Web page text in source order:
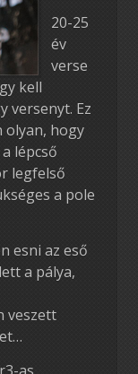
20-25
év
verse
kell
versenyt. Ez
olyan, hogy
lépcső
legfelső
a pole
esni az eső
a pálya,
veszett